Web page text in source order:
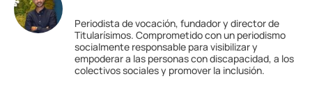
Periodista de vocación, fundador y director de
Titularísimos. Comprometido con un periodismo
socialmente responsable para visibilizar y
empoderar a las personas con discapacidad, a los
colectivos sociales y promover la inclusión.